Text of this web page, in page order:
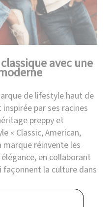
avec une
de lifestyle haut de
par ses racines
preppy et
« Classic, American,
marque réinvente les
en collaborant
façonnent la culture dans